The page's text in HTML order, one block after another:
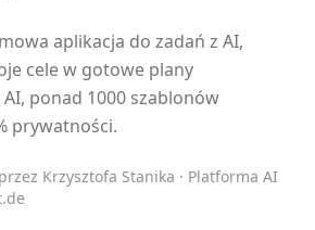
aplikacja do zadań z AI,
cele w gotowe plany
AI, ponad 1000 szablonów
prywatności.
Krzysztofa Stanika · Platforma AI